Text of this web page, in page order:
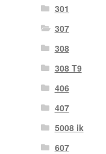
301
307
308
308 T9
406
407
5008 ik
607